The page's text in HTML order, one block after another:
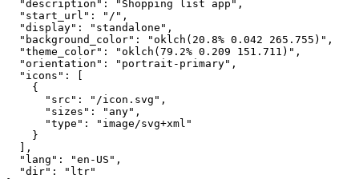
  "description": "Shopping list app",
  "start_url": "/",
  "display": "standalone",
  "background_color": "oklch(20.8% 0.042 265.755)",
  "theme_color": "oklch(79.2% 0.209 151.711)",
  "orientation": "portrait-primary",
  "icons": [
    {
      "src": "/icon.svg",
      "sizes": "any",
      "type": "image/svg+xml"
    }
  ],
  "lang": "en-US",
  "dir": "ltr"